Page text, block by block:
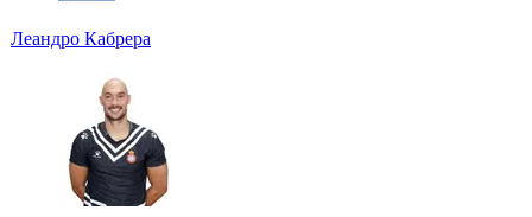
Леандро Кабрера